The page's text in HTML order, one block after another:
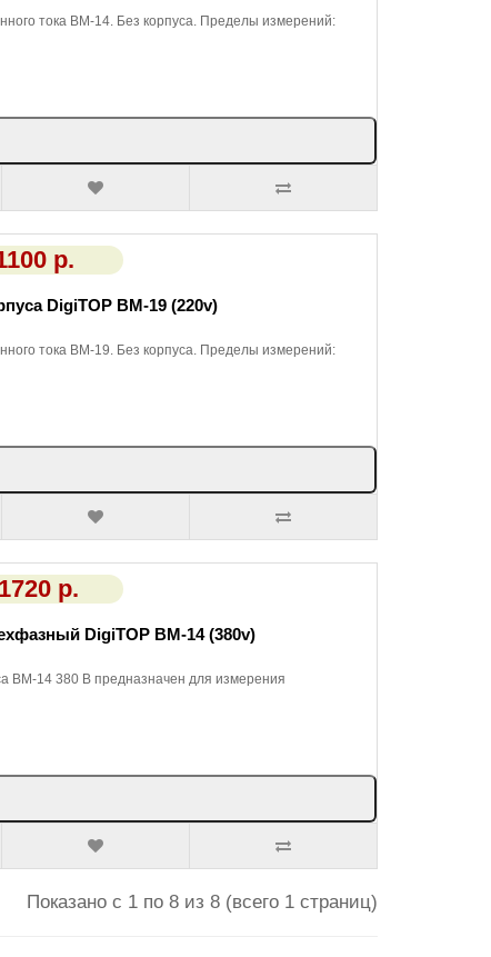
тока ВМ-14. Без корпуса. Пределы измерений:
р.
DigiTOP ВМ-19 (220v)
тока ВМ-19. Без корпуса. Пределы измерений:
1720 р.
DigiTOP ВМ-14 (380v)
ВМ-14 380 В предназначен для измерения
Показано с 1 по 8 из 8 (всего 1 страниц)